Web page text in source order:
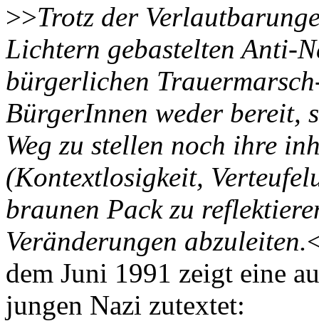
>>Trotz der
Lichtern gebastelten Anti-
bürgerlichen
BürgerInnen weder bereit,
Weg zu stellen noch ihre
(Kontextlosigkeit,
braunen Pack zu
Veränderungen abzuleiten.
dem Juni 1991 zeigt eine
jungen Nazi zutextet: